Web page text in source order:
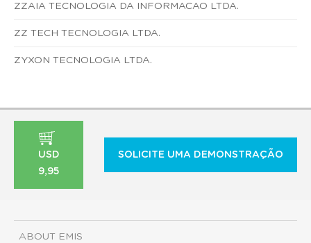
ZZAIA TECNOLOGIA DA INFORMACAO LTDA.
ZZ TECH TECNOLOGIA LTDA.
ZYXON TECNOLOGIA LTDA.
USD
9,95
SOLICITE UMA DEMONSTRAÇÃO
ABOUT EMIS